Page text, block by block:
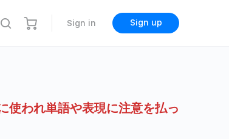
Sign in Sign up
使われ単語や表現に注意を払っ